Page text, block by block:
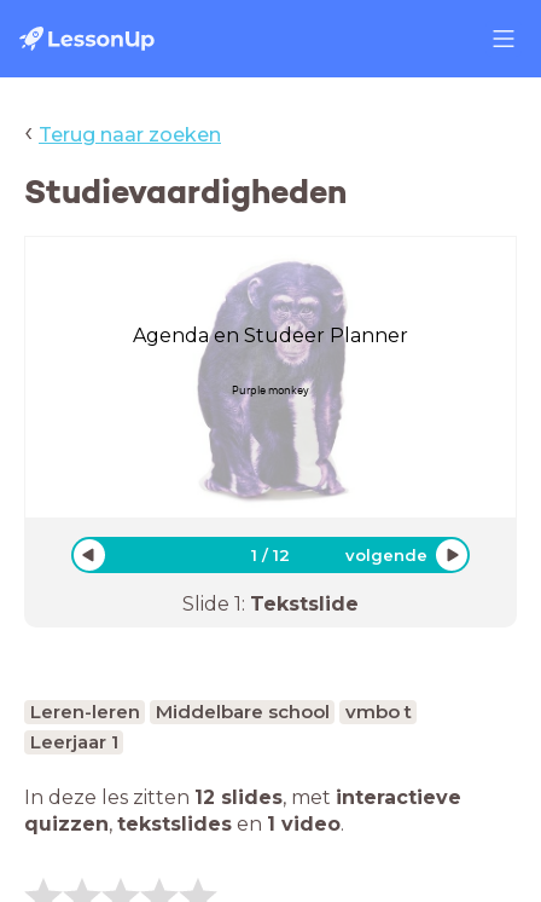
‹ Terug naar zoeken
Studievaardigheden
Agenda en Studeer Planner
Purple monkey
1 /12 volgende
Slide 1: Tekstslide
Leren-leren Middelbare school
vmbo t
Leerjaar 1
In deze les zitten 12 slides, met interactieve
quizzen, tekstslides en 1 video.